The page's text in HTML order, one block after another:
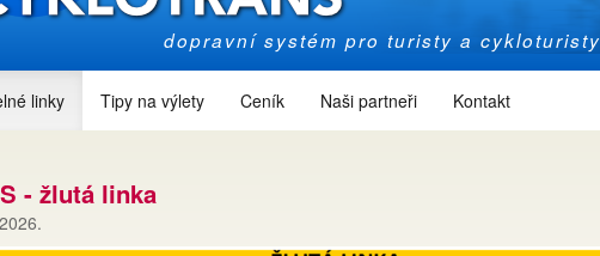
dopravní systém pro turisty a cykloturisty
linky Tipy na výlety Ceník Naši partneři Kontakt
- žlutá linka